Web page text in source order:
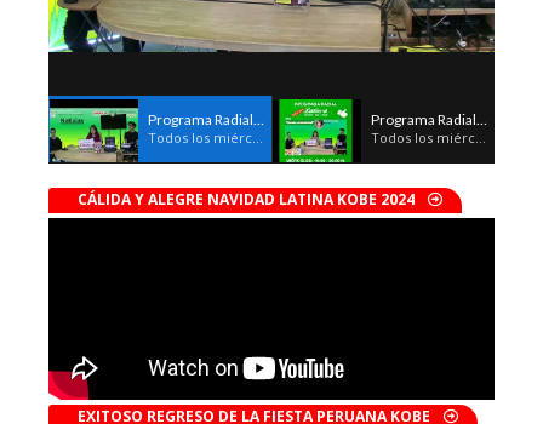
Programa Radial LATIN-A 2026
Todos los miércoles 19:00pm
Programa Radial LATIN-A 2026
Todos los miércoles 19:00pm
CÁLIDA Y ALEGRE NAVIDAD LATINA KOBE 2024
EXITOSO REGRESO DE LA FIESTA PERUANA KOBE